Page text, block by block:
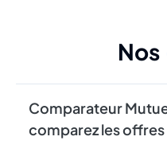
Nos
Comparateur
comparez les